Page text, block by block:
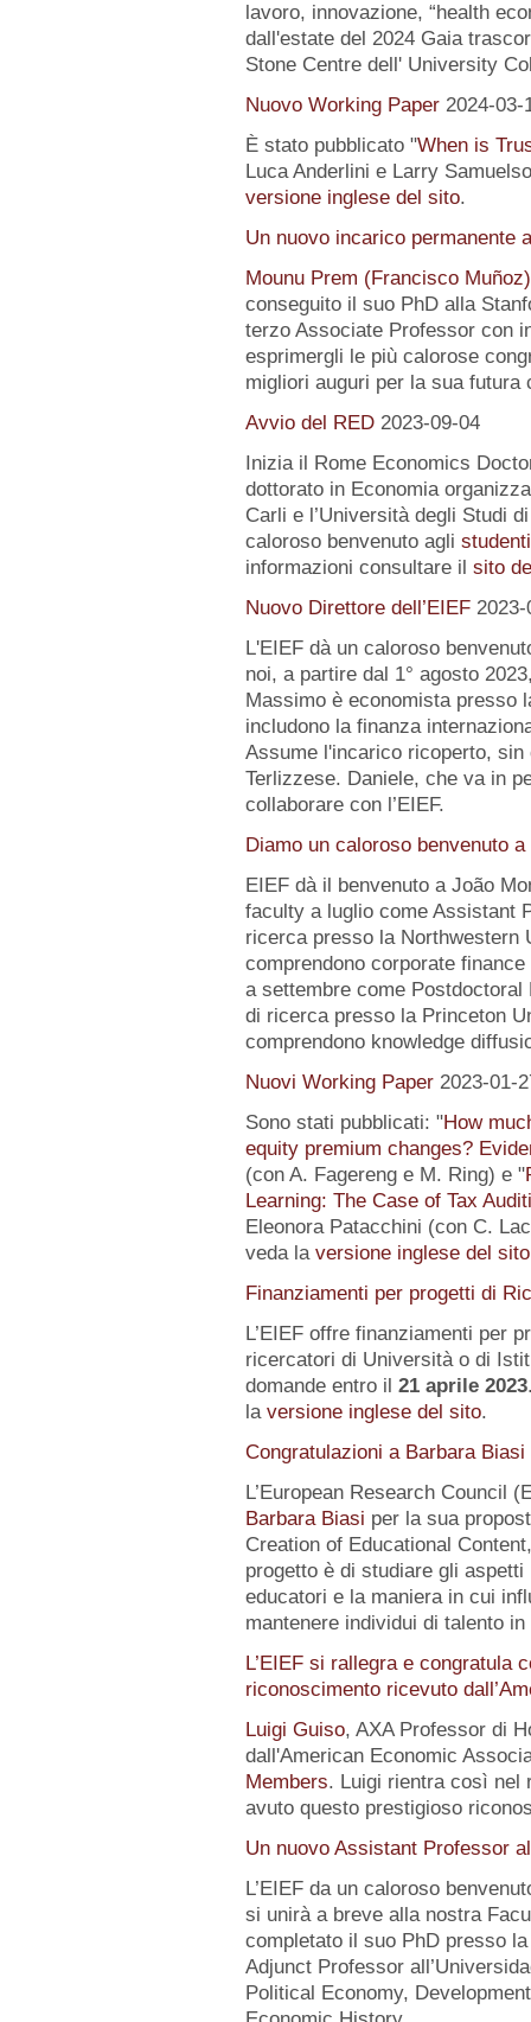
lavoro, innovazione, “health
dall'estate del 2024 Gaia
Stone Centre dell' University
Nuovo Working Paper 2024-03-
È stato pubblicato "When is
Luca Anderlini e Larry
versione inglese del sito.
Un nuovo incarico permanente
Mounu Prem (Francisco Muñoz)
conseguito il suo PhD alla
terzo Associate Professor con
esprimergli le più calorose
migliori auguri per la sua futura
Avvio del RED 2023-09-04
Inizia il Rome Economics
dottorato in Economia
Carli e l’Università degli Studi
caloroso benvenuto agli
informazioni consultare il sito
Nuovo Direttore dell’EIEF 2023-
L'EIEF dà un caloroso
noi, a partire dal 1° agosto
Massimo è economista presso
includono la finanza
Assume l'incarico ricoperto, sin
Terlizzese. Daniele, che va in
collaborare con l’EIEF.
Diamo un caloroso benvenuto
EIEF dà il benvenuto a João
faculty a luglio come Assistant
ricerca presso la
comprendono corporate
a settembre come
di ricerca presso la Princeton
comprendono knowledge
Nuovi Working Paper 2023-01-
Sono stati pubblicati: "How
equity premium changes?
(con A. Fagereng e M. Ring) e "
Learning: The Case of Tax
Eleonora Patacchini (con C.
veda la versione inglese del sito
Finanziamenti per progetti di
L’EIEF offre finanziamenti per
ricercatori di Università o di
domande entro il 21 aprile 2023
la versione inglese del sito.
Congratulazioni a Barbara Biasi
L’European Research Council
Barbara Biasi per la sua
Creation of Educational
progetto è di studiare gli
educatori e la maniera in cui
mantenere individui di talento
L’EIEF si rallegra e congratula
riconoscimento ricevuto
Luigi Guiso, AXA Professor di
dall'American Economic
Members. Luigi rientra così nel
avuto questo prestigioso
Un nuovo Assistant Professor
L’EIEF da un caloroso
si unirà a breve alla nostra
completato il suo PhD presso
Adjunct Professor
Political Economy,